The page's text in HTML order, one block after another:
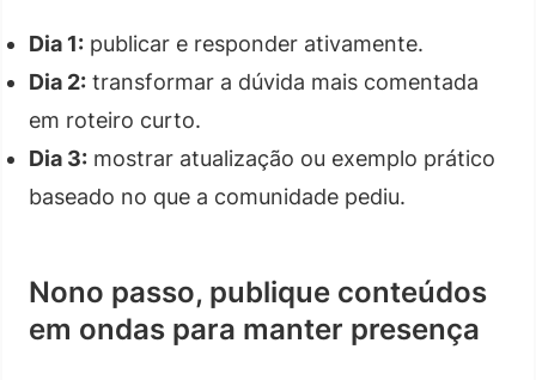
Dia 1: publicar e responder ativamente.
Dia 2: transformar a dúvida mais comentada
em roteiro curto.
Dia 3: mostrar atualização ou exemplo prático
baseado no que a comunidade pediu.
Nono passo, publique conteúdos
em ondas para manter presença